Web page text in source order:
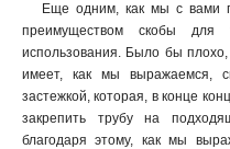
Еще одним, как мы с вами
преимуществом скобы для
использования. Было бы
имеет, как мы выражаемся,
застежкой, которая, в конце
закрепить трубу на
благодаря этому, как мы